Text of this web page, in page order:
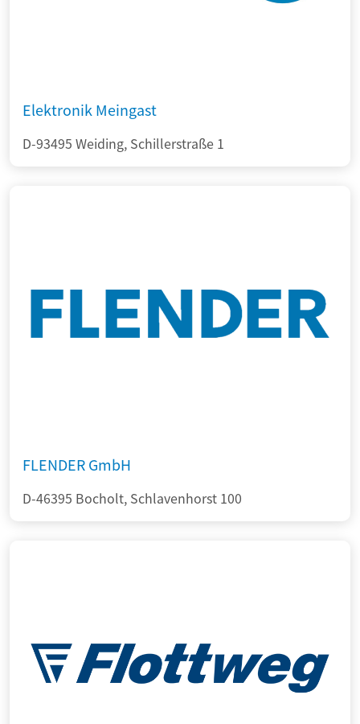
Elektronik Meingast
D-93495 Weiding, Schillerstraße 1
FLENDER GmbH
D-46395 Bocholt, Schlavenhorst 100